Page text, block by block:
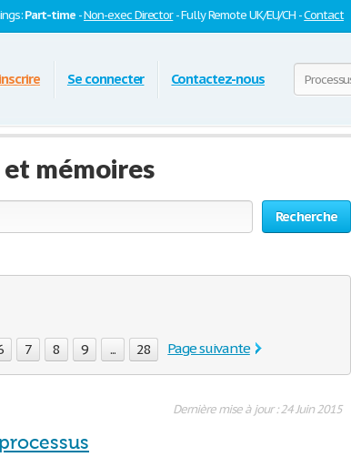
Part-time -Non-exec Director- Fully Remote UK/EU/CH -Contact
Se connecter Contactez-nous
mémoires
Recherche
7 8 9 ... 28 Page suivante
Dernière mise à jour : 24 Juin 2015